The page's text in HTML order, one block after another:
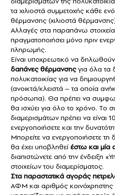
τα χιλιοστά συμμετοχής κάθε
θέρμανσης (χιλιοστά
Αλλαγές στα παραπάνω στοιχεία
πραγματοποιήσει μόνο πριν
πληρωμής.
Είναι υποχρεωτικό να
δαπάνες θέρμανσηςγια όλα τα
πολυκατοικίας για να
(ανοικτά/κλειστά – τα οποία
πρόσωπα). Θα πρέπει να
θα ισχύει για όλο το χρόνο. Το
διαμερισμάτων πρέπει να είναι
ενεργοποιήσετε και την
Μπορείτε να ενεργοποιήσετε
θα έχει υποβληθείέστω και μία
διαπιστώνετε από την ένδειξη
στοιχείων του διαμερίσματος.
Στα παραστατικά αγοράς
ΑΦΜ και αριθμός